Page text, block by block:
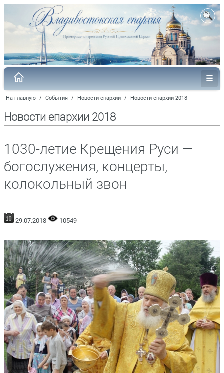
На главную / События / Новости епархии / Новости епархии 2018
Новости епархии 2018
1030-летие Крещения Руси —
богослужения, концерты,
колокольный звон
29.07.2018 10549